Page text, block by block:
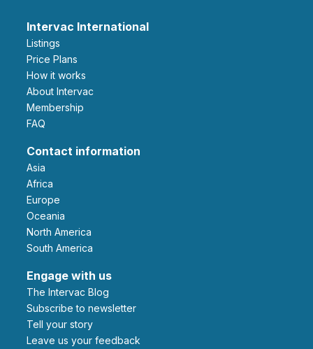
Intervac International
Listings
Price Plans
How it works
About Intervac
Membership
FAQ
Contact information
Asia
Africa
Europe
Oceania
North America
South America
Engage with us
The Intervac Blog
Subscribe to newsletter
Tell your story
leave us your feedback